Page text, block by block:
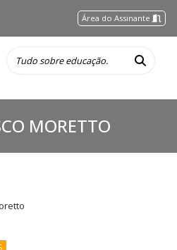
Área do Assinante
MORETTO